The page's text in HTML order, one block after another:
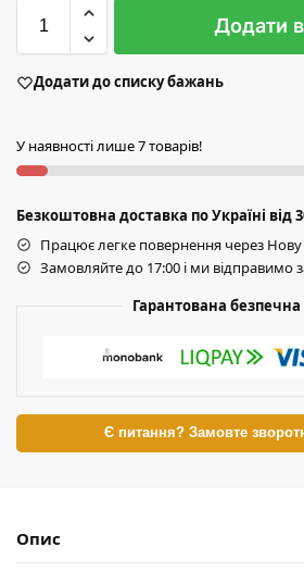
Додати
Додати до списку бажань
У наявності лише 7 товарів!
Безкоштовна доставка по Україні від
Працює легке повернення через
Замовляйте до 17:00 і ми відправимо
Гарантована безпечна
Є питання? Замовте
Опис